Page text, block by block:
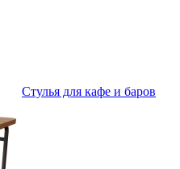
Стулья для кафе и баров